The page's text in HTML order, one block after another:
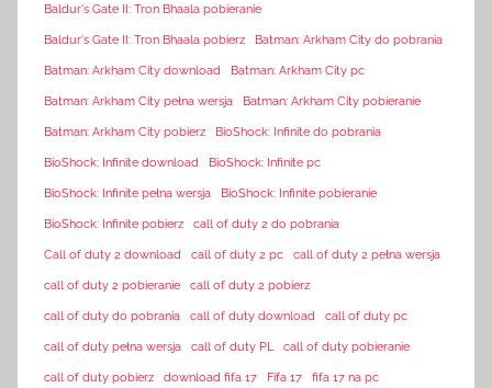
Baldur's Gate II: Tron Bhaala pobieranie
Baldur's Gate II: Tron Bhaala pobierz Batman: Arkham City do pobrania
Batman: Arkham City download Batman: Arkham City pc
Batman: Arkham City pełna wersja Batman: Arkham City pobieranie
Batman: Arkham City pobierz BioShock: Infinite do pobrania
BioShock: Infinite download BioShock: Infinite pc
BioShock: Infinite pełna wersja BioShock: Infinite pobieranie
BioShock: Infinite pobierz call of duty 2 do pobrania
Call of duty 2 download call of duty 2 pc call of duty 2 pełna wersja
call of duty 2 pobieranie call of duty 2 pobierz
call of duty do pobrania call of duty download call of duty pc
call of duty pełna wersja call of duty PL call of duty pobieranie
call of duty pobierz download fifa 17 Fifa 17 fifa 17 na pc